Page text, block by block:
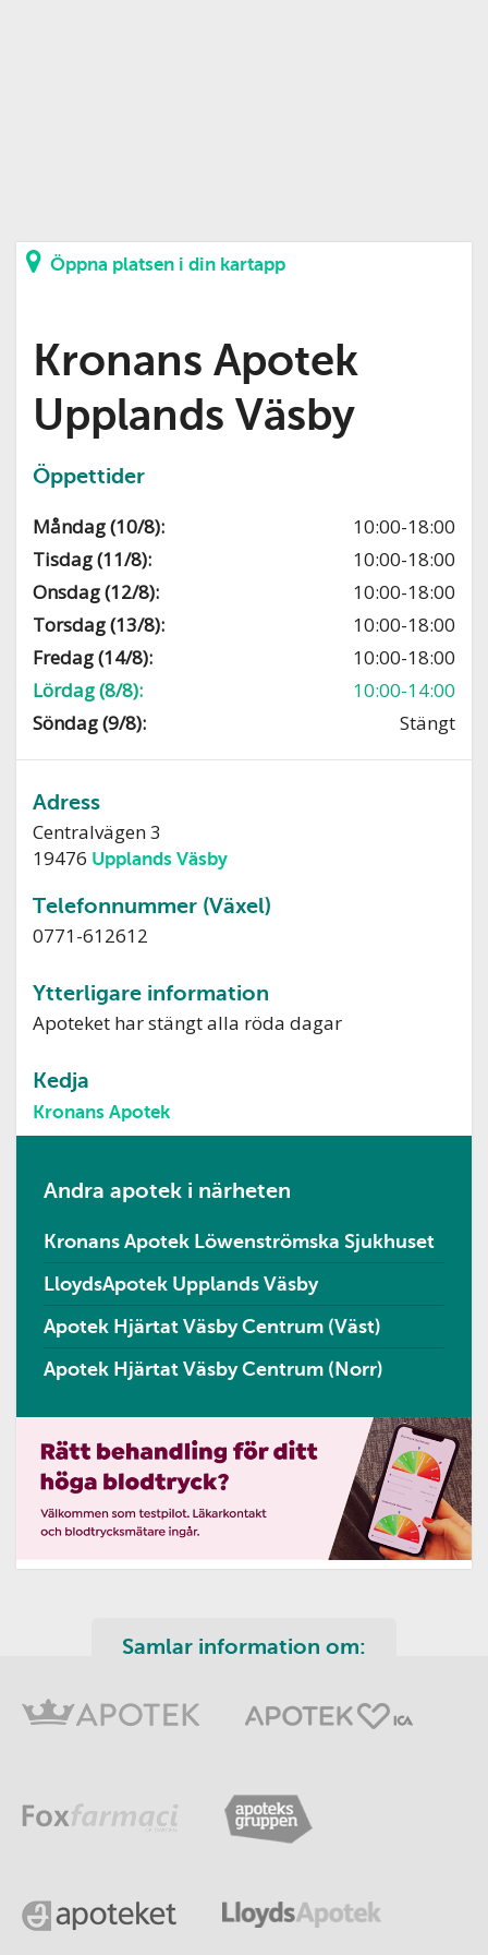
Öppna platsen i din kartapp
Kronans Apotek
Upplands Väsby
Öppettider
Måndag (10/8):
10:00-18:00
Tisdag (11/8):
10:00-18:00
Onsdag (12/8):
10:00-18:00
Torsdag (13/8):
10:00-18:00
Fredag (14/8):
10:00-18:00
Lördag (8/8):
10:00-14:00
Söndag (9/8):
Stängt
Adress
Centralvägen 3
19476 Upplands Väsby
Telefonnummer (Växel)
0771-612612
Ytterligare information
Apoteket har stängt alla röda dagar
Kedja
Kronans Apotek
Andra apotek i närheten
Kronans Apotek Löwenströmska Sjukhuset
LloydsApotek Upplands Väsby
Apotek Hjärtat Väsby Centrum (Väst)
Apotek Hjärtat Väsby Centrum (Norr)
Samlar information om: